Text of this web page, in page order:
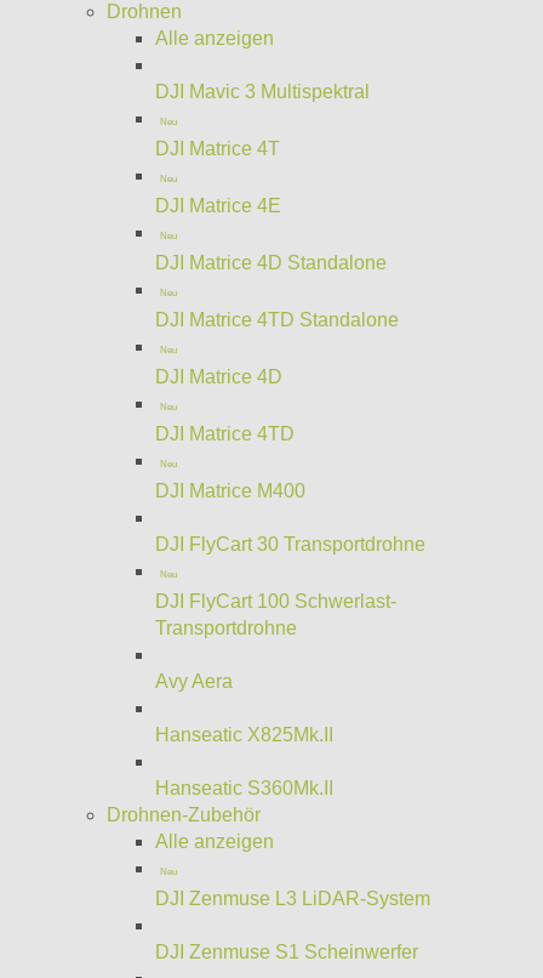
Drohnen
Alle anzeigen
DJI Mavic 3 Multispektral
Neu
DJI Matrice 4T
Neu
DJI Matrice 4E
Neu
DJI Matrice 4D Standalone
Neu
DJI Matrice 4TD Standalone
Neu
DJI Matrice 4D
Neu
DJI Matrice 4TD
Neu
DJI Matrice M400
DJI FlyCart 30 Transportdrohne
Neu
DJI FlyCart 100 Schwerlast-
Transportdrohne
Avy Aera
Hanseatic X825Mk.II
Hanseatic S360Mk.II
Drohnen-Zubehör
Alle anzeigen
Neu
DJI Zenmuse L3 LiDAR-System
DJI Zenmuse S1 Scheinwerfer